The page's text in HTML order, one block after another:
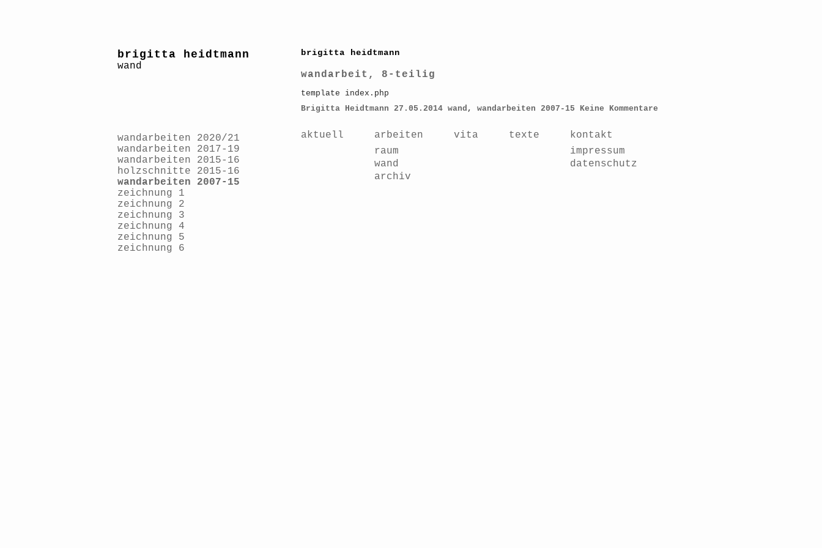
brigitta heidtmann
wand
wandarbeiten 2020/21
wandarbeiten 2017-19
wandarbeiten 2015-16
holzschnitte 2015-16
wandarbeiten 2007-15
zeichnung 1
zeichnung 2
zeichnung 3
zeichnung 4
zeichnung 5
zeichnung 6
brigitta heidtmann
wandarbeit, 8-teilig
template index.php
Brigitta Heidtmann 27.05.2014 wand , wandarbeiten 2007-15 Keine Kommentare
aktuell
arbeiten
raum
wand
archiv
vita texte
kontakt
impressum
datenschutz